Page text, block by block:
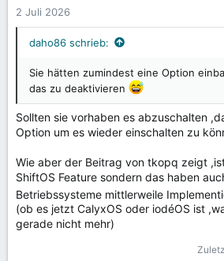
n
2 Juli 2026
daho86 schrieb:
Sie hätten zumindest eine Option
das zu deaktivieren
Sollten sie vorhaben es abzuschalten
Option um es wieder einschalten zu
Wie aber der Beitrag von tkopq zeigt
ShiftOS Feature sondern das haben
Betriebssysteme mittlerweile
(ob es jetzt CalyxOS oder iodéOS ist
gerade nicht mehr)